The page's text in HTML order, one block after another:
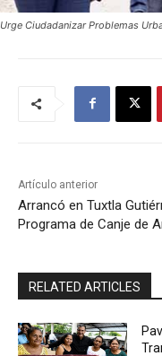
Urge Ciudadanizar Problemas
Artículo anterior
Arrancó en Tuxtla
Programa de Canje de
RELATED ARTICLES